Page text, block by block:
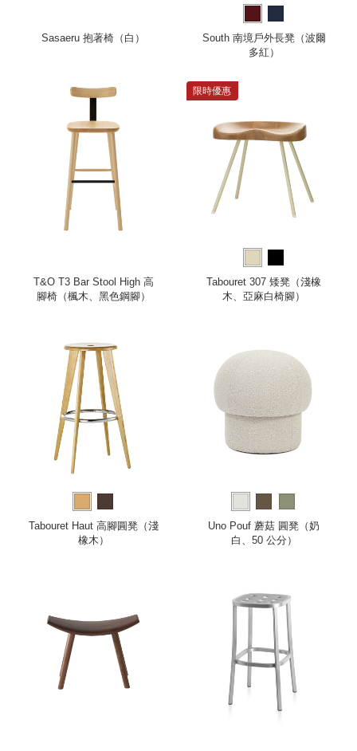
Sasaeru 抱著椅（白）
South 南境戶外長凳（波爾
多紅）
T&O T3 Bar Stool High 高
腳椅（楓木、黑色鋼腳）
限時優惠
Tabouret 307 矮凳（淺橡
木、亞麻白椅腳）
Tabouret Haut 高腳圓凳（淺
橡木）
Uno Pouf 蘑菇 圓凳（奶
白、50 公分）